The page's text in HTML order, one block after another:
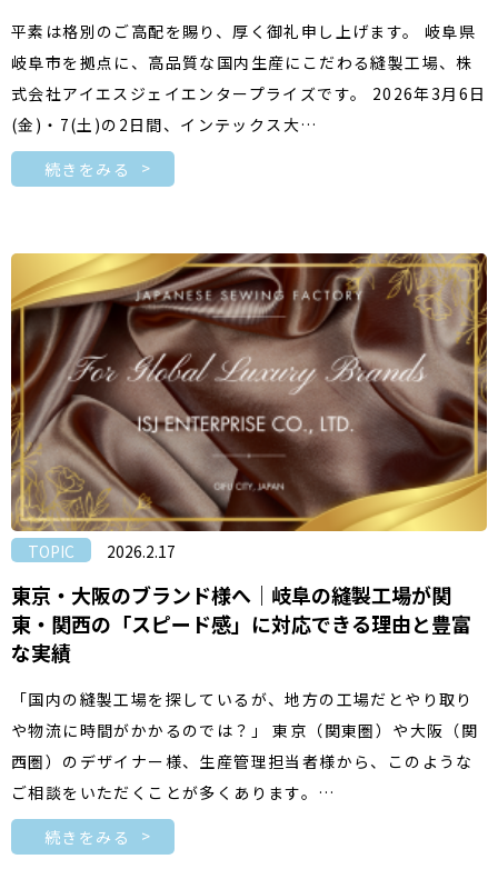
平素は格別のご高配を賜り、厚く御礼申し上げます。 岐阜県
岐阜市を拠点に、高品質な国内生産にこだわる縫製工場、株
式会社アイエスジェイエンタープライズです。 2026年3月6日
(金)・7(土)の2日間、インテックス大…
続きをみる
TOPIC 2026.2.17
東京・大阪のブランド様へ｜岐阜の縫製工場が関
東・関西の「スピード感」に対応できる理由と豊富
な実績
「国内の縫製工場を探しているが、地方の工場だとやり取り
や物流に時間がかかるのでは？」 東京（関東圏）や大阪（関
西圏）のデザイナー様、生産管理担当者様から、このような
ご相談をいただくことが多くあります。…
続きをみる